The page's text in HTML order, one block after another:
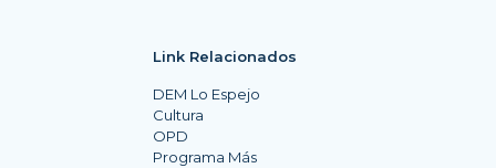
Link Relacionados
DEM Lo Espejo
Cultura
OPD
Programa Más